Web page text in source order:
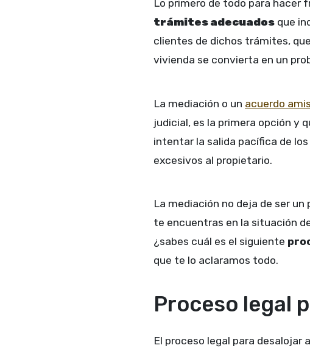
Lo primero de todo para hacer
trámites adecuados que
clientes de dichos trámites,
vivienda se convierta en un
La mediación o un acuerdo
judicial, es la primera opción y
intentar la salida pacífica de
excesivos al propietario.
La mediación no deja de ser
te encuentras en la situación
¿sabes cuál es el siguiente
que te lo aclaramos todo.
Proceso legal
El proceso legal para desalojar